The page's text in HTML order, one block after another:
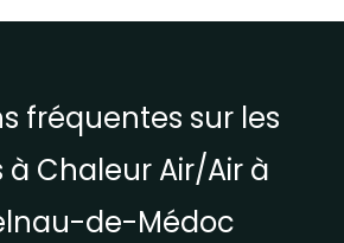
fréquentes sur les
à Chaleur Air/Air à
de-Médoc